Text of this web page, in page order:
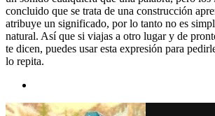
concluido que se trata de una construcción
atribuye un significado, por lo tanto no es
natural. Así que si viajas a otro lugar y de
te dicen, puedes usar esta expresión para
lo repita.